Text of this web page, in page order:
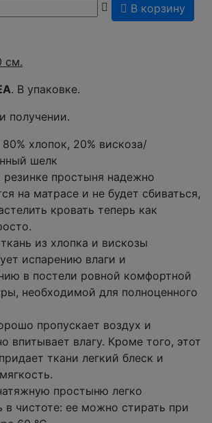
В корзину
см.
. В упаковке.
получении.
хлопок, 20% вискоза/
шелк
резинке простыня надежно
на матрасе и не будет сбиваться,
кровать теперь как
из хлопка и вискозы
испарению влаги и
в постели ровной комфортной
необходимой для полноценного
пропускает воздух и
впитывает влагу. Кроме того, этот
ткани легкий блеск и
простыню легко
в чистоте: ее можно стирать при